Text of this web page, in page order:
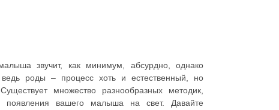
звучит, как минимум, абсурдно, однако
роды – процесс хоть и естественный, но
множество разнообразных методик,
появления вашего малыша на свет. Давайте